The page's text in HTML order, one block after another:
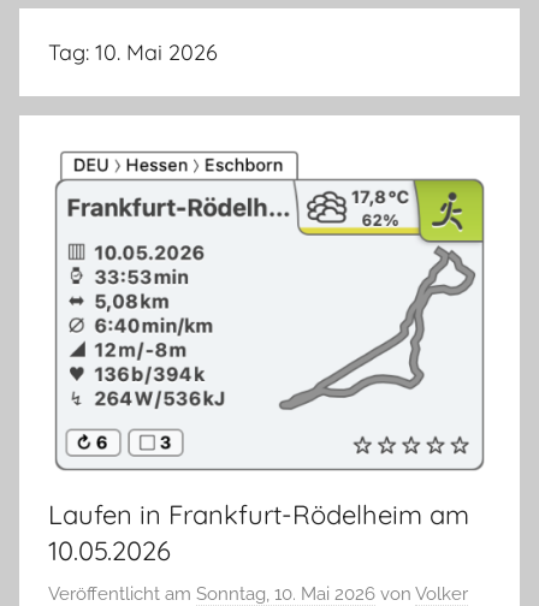
Tag: 10. Mai 2026
Laufen in Frankfurt-Rödelheim am
10.05.2026
Veröffentlicht am Sonntag, 10. Mai 2026 von Volker